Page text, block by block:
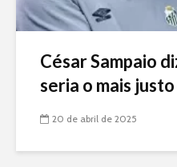
César Sampaio
seria o mais
20 de abril de 2025